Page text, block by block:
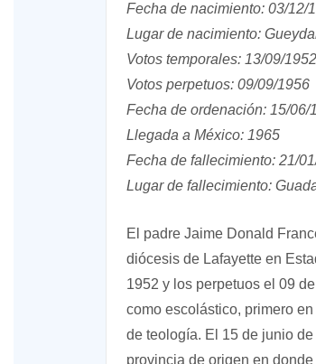
Fecha de nacimiento: 03/12/
Lugar de nacimiento:
Votos temporales: 13/09/1952
Votos perpetuos: 09/09/1956
Fecha de ordenación: 15/06/
Llegada a México: 1965
Fecha de fallecimiento: 21/
Lugar de fallecimiento:
El padre Jaime Donald
diócesis de Lafayette en
1952 y los perpetuos el 09
como escolástico, primero
de teología. El 15 de junio
provincia de origen en